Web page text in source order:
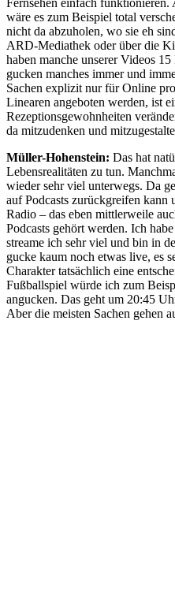
Fernsehen einfach
wäre es zum Beispiel total
nicht da abzuholen, wo sie eh
ARD-Mediathek oder über die
haben manche unserer Videos
gucken manches immer und
Sachen explizit nur für Online
Linearen angeboten werden, ist
Rezeptionsgewohnheiten
da mitzudenken und
Müller-Hohenstein: Das hat
Lebensrealitäten zu tun.
wieder sehr viel unterwegs. Da
auf Podcasts zurückgreifen kann
Radio – das eben mittlerweile
Podcasts gehört werden. Ich
streame ich sehr viel und bin in
gucke kaum noch etwas live, es
Charakter tatsächlich eine
Fußballspiel würde ich zum
angucken. Das geht um 20:45
Aber die meisten Sachen gehen